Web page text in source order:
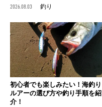
2026.08.03 釣り
初心者でも楽しみたい！海釣り
ルアーの選び方や釣り手順を紹
介！